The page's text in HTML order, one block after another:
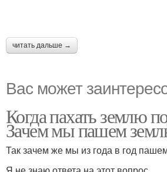
читать дальше →
Вас может
Когда пахать землю
Зачем мы пашем
Так зачем же мы из года в год